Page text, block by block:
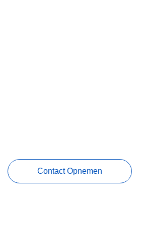
Contact Opnemen